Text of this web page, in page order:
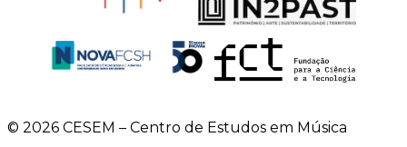
© 2026 CESEM – Centro de Estudos em Música